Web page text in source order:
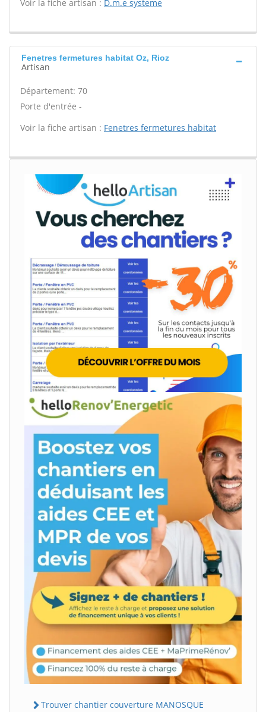
Voir la fiche artisan : D.m.e systeme
Fenetres fermetures habitat Oz, Rioz
Artisan
Département: 70
Porte d'entrée -
Voir la fiche artisan : Fenetres fermetures habitat
Trouver chantier couverture MANOSQUE